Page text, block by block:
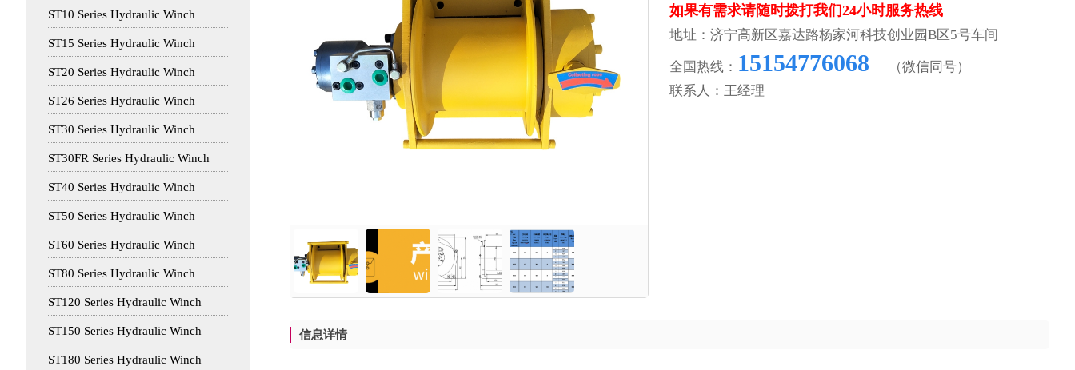
ST10 Series Hydraulic Winch
ST15 Series Hydraulic Winch
ST20 Series Hydraulic Winch
ST26 Series Hydraulic Winch
ST30 Series Hydraulic Winch
ST30FR Series Hydraulic Winch
ST40 Series Hydraulic Winch
ST50 Series Hydraulic Winch
ST60 Series Hydraulic Winch
ST80 Series Hydraulic Winch
ST120 Series Hydraulic Winch
ST150 Series Hydraulic Winch
ST180 Series Hydraulic Winch
如果有需求请随时拨打我们24小时服务热线
地址：济宁高新区嘉达路杨家河科技创业园B区5号车间
全国热线： 15154776068
（微信同号）
联系人：王经理
信息详情